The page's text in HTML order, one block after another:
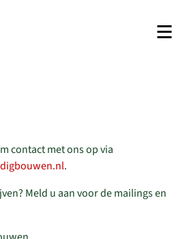
Menu
contact met ons op via
.
Meld u aan voor de mailings en